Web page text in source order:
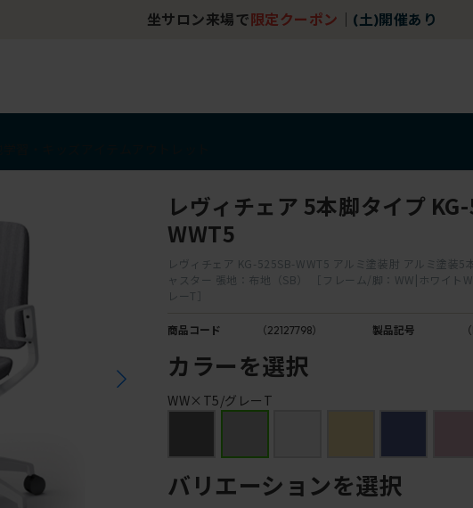
坐サロン来場で 限定クーポン (土)開催あり
レヴィチェア 5本脚タイプ
WWT5
レヴィチェア KG-525SB-WWT5 アルミ塗装肘 アルミ塗装5
ャスター 張地：布地（SB） ［フレーム/脚：WW|ホワイト
レーT］
商品コード （22127798） 製品記号
カラーを選択
WW×T5/グレーT
バリエーションを選択